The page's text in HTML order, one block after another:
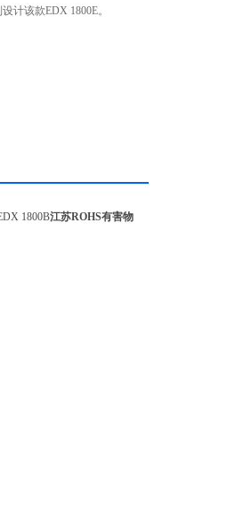
计该款EDX 1800E。
1800B江苏ROHS有害物